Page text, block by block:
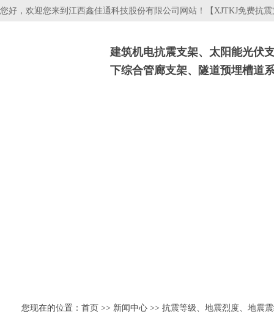
您好，欢迎您来到江西鑫佳通科技股份有限公司网站！【XJTKJ免费抗
建筑机电抗震支架、太阳能光伏
下综合管廊支架、隧道预埋槽道
您现在的位置： 首页 >> 新闻中心 >> 抗震等级、地震烈度、地震